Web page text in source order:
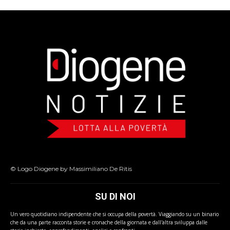
© Logo Diogene by Massimiliano De Ritis
SU DI NOI
Un vero quotidiano indipendente che si occupa della povertà. Viaggiando su un binario
che da una parte racconta storie e cronache della giornata e dall'altra sviluppa dalle